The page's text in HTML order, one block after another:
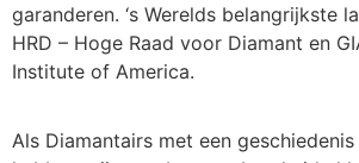
garanderen. ‘s Werelds belangrijkste
HRD – Hoge Raad voor Diamant en
Institute of America.
Als Diamantairs met een